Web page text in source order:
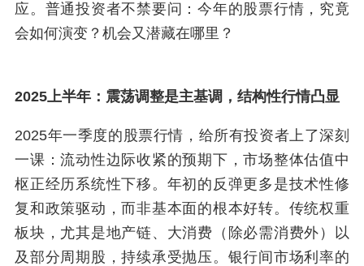
应。普通投资者不禁要问：今年的股票行情，究竟
会如何演变？机会又潜藏在哪里？
2025上半年：震荡调整是主基调，结构性行情凸显
2025年一季度的股票行情，给所有投资者上了深刻
一课：流动性边际收紧的预期下，市场整体估值中
枢正经历系统性下移。年初的反弹更多是技术性修
复和政策驱动，而非基本面的根本好转。传统权重
板块，尤其是地产链、大消费（除必需消费外）以
及部分周期股，持续承受抛压。银行间市场利率的